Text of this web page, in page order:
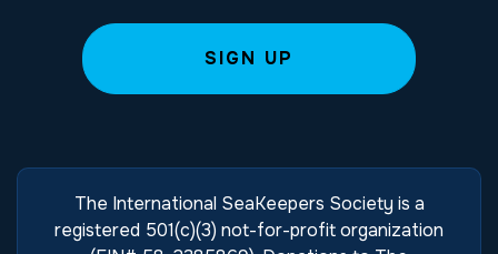
The International SeaKeepers Society is a
registered 501(c)(3) not-for-profit organization